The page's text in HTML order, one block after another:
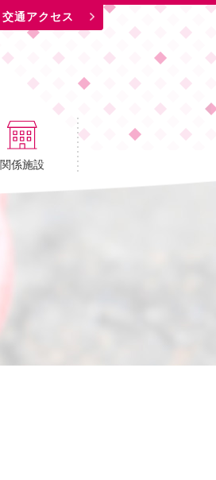
交通アクセス
関係施設